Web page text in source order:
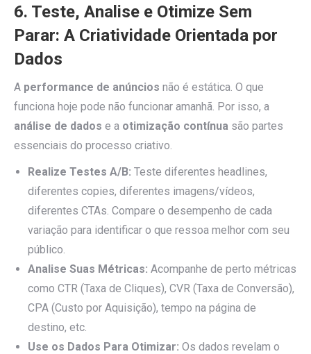
6. Teste, Analise e Otimize Sem
Parar: A Criatividade Orientada por
Dados
A performance de anúncios não é estática. O que
funciona hoje pode não funcionar amanhã. Por isso, a
análise de dados e a otimização contínua são partes
essenciais do processo criativo.
Realize Testes A/B: Teste diferentes headlines,
diferentes copies, diferentes imagens/vídeos,
diferentes CTAs. Compare o desempenho de cada
variação para identificar o que ressoa melhor com seu
público.
Analise Suas Métricas: Acompanhe de perto métricas
como CTR (Taxa de Cliques), CVR (Taxa de Conversão),
CPA (Custo por Aquisição), tempo na página de
destino, etc.
Use os Dados Para Otimizar: Os dados revelam o